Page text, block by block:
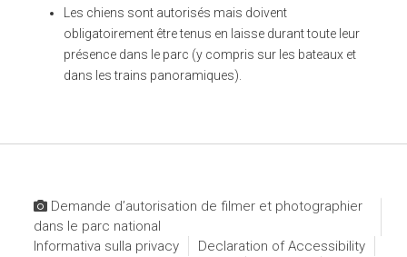
Les chiens sont autorisés mais doivent
obligatoirement être tenus en laisse durant toute leur
présence dans le parc (y compris sur les bateaux et
dans les trains panoramiques).
Demande d’autorisation de filmer et photographier
dans le parc national
Informativa sulla privacy
Declaration of Accessibility